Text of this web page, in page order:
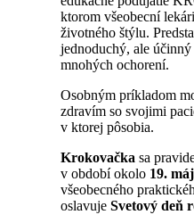
ktorom všeobecní
životného štýlu.
jednoduchý, ale účinný
mnohých ochorení.
Osobným príkladom
zdravím so svojimi
v ktorej pôsobia.
Krokovačka sa
v období okolo 19.
všeobecného
oslavuje Svetový deň